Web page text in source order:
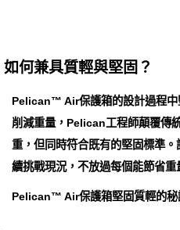
如何兼具質輕與堅固？
Pelican™ Air保護箱的設計過程中
削減重量，Pelican工程師顛覆傳
重，但同時符合既有的堅固標準
續挑戰現況，不放過每個能節省重
Pelican™ Air保護箱堅固質輕的秘